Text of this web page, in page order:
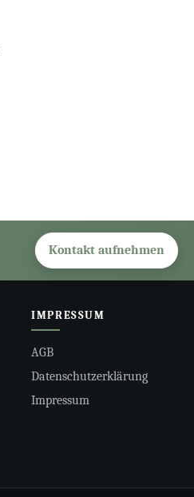
Kontakt aufnehmen
IMPRESSUM
AGB
Datenschutzerklärung
Impressum